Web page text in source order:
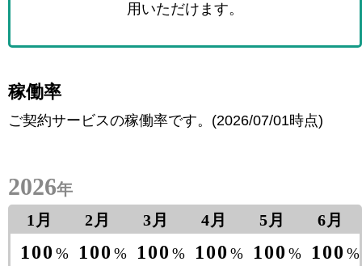
用いただけます。
稼働率
ご契約サービスの稼働率です。(2026/07/01時点)
2026年
1月
100 %
2月
100 %
3月
100 %
4月
100 %
5月
100 %
6月
100 %